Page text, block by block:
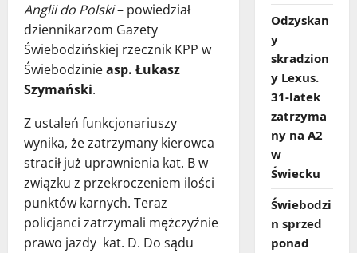
Anglii do Polski– powiedział
dziennikarzom Gazety
Świebodzińskiej rzecznik KPP w
Świebodzinieasp. Łukasz
Szymański.
Z ustaleń funkcjonariuszy
wynika, że zatrzymany kierowca
stracił już uprawnienia kat. B w
związku z przekroczeniem ilości
punktów karnych. Teraz
policjanci zatrzymali mężczyźnie
prawo jazdy kat. D. Do sądu
Odzyskan
y
skradzion
y Lexus.
31‑latek
zatrzyma
ny na A2
w
Świecku
Świebodzi
n sprzed
ponad